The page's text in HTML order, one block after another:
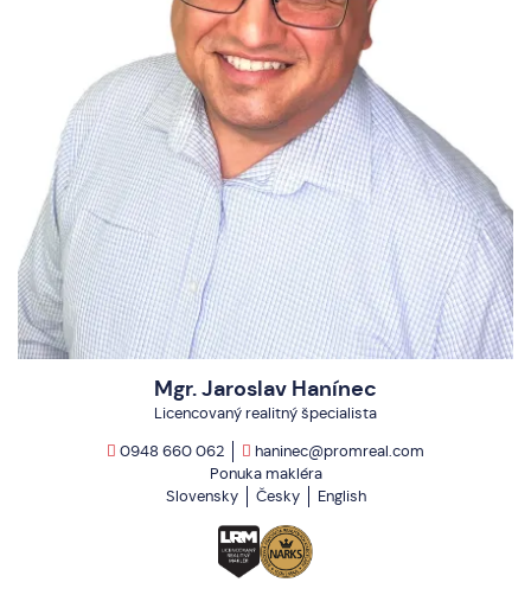
Mgr. Jaroslav Hanínec
Licencovaný realitný špecialista
0948 660 062
haninec@promreal.com
Ponuka makléra
Slovensky
Česky English